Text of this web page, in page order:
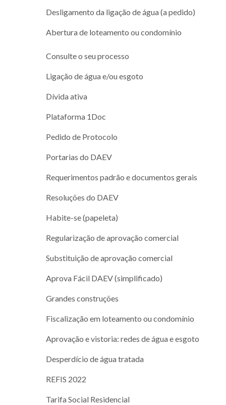
Desligamento da ligação de água (a pedido)
Abertura de loteamento ou condomínio
Consulte o seu processo
Ligação de água e/ou esgoto
Dívida ativa
Plataforma 1Doc
Pedido de Protocolo
Portarias do DAEV
Requerimentos padrão e documentos gerais
Resoluções do DAEV
Habite-se (papeleta)
Regularização de aprovação comercial
Substituição de aprovação comercial
Aprova Fácil DAEV (simplificado)
Grandes construções
Fiscalização em loteamento ou condomínio
Aprovação e vistoria: redes de água e esgoto
Desperdício de água tratada
REFIS 2022
Tarifa Social Residencial